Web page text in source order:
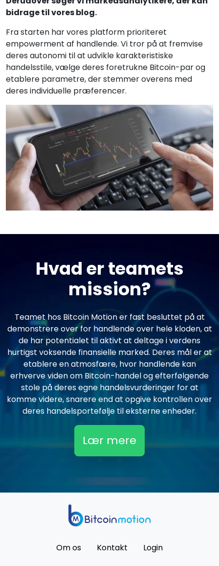
bidrage til vores blog.
Fra starten har vores platform prioriteret
empowerment af handlende. Vi tror på at fremvise
deres autonomi til at udvikle karakteristiske
handelsstile, vælge deres foretrukne Bitcoin-par og
etablere parametre, der stemmer overens med
deres individuelle præferencer.
Hvad er teamets
mission?
Teamet hos Bitcoin Motion er fast besluttet på at
demonstrere over for handlende over hele kloden, at
de har potentialet til aktivt at deltage i verdens
hurtigst voksende finansielle marked. Deres mål er at
etablere en atmosfære, hvor handlende kan
erhverve viden om Bitcoin-handel og efterfølgende
stole på deres egne handelsvurderinger for at
komme videre, snarere end at opgive kontrollen over
deres handelsportefølje til eksterne enheder.
Lær mere
Om os Kontakt Login